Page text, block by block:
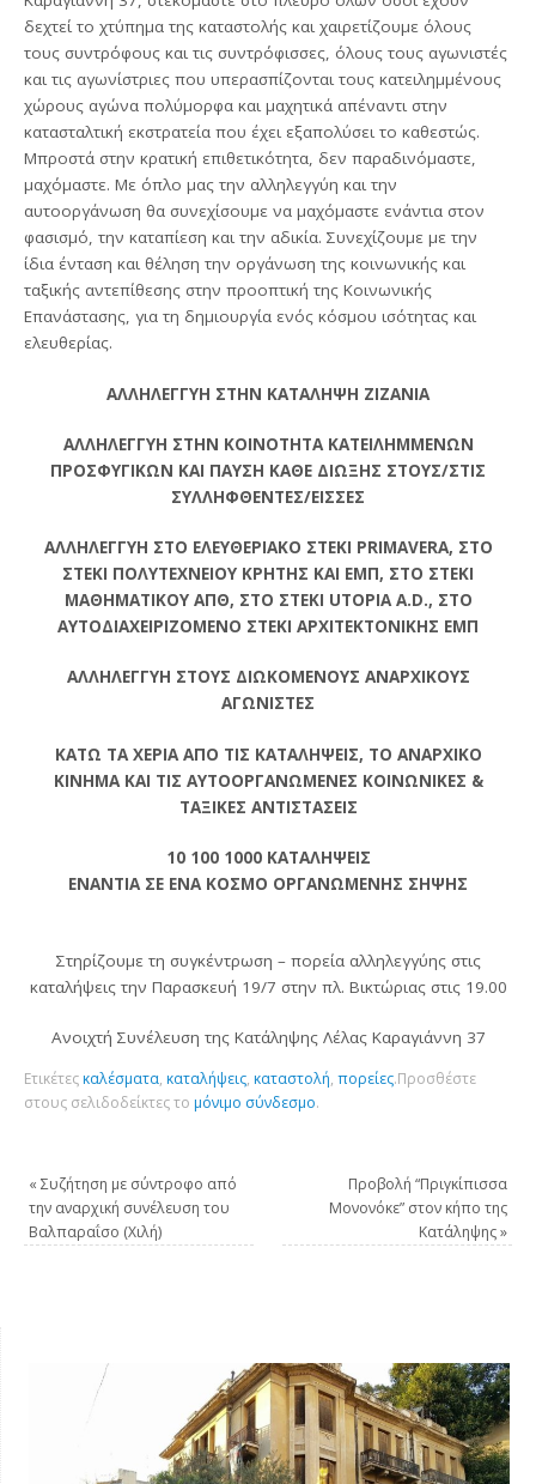
δεχτεί το χτύπημα της καταστολής και χαιρετίζουμε όλους
τους συντρόφους και τις συντρόφισσες, όλους τους αγωνιστές
και τις αγωνίστριες που υπερασπίζονται τους κατειλημμένους
χώρους αγώνα πολύμορφα και μαχητικά απέναντι στην
κατασταλτική εκστρατεία που έχει εξαπολύσει το καθεστώς.
Μπροστά στην κρατική επιθετικότητα, δεν παραδινόμαστε,
μαχόμαστε. Με όπλο μας την αλληλεγγύη και την
αυτοοργάνωση θα συνεχίσουμε να μαχόμαστε ενάντια στον
φασισμό, την καταπίεση και την αδικία. Συνεχίζουμε με την
ίδια ένταση και θέληση την οργάνωση της κοινωνικής και
ταξικής αντεπίθεσης στην προοπτική της Κοινωνικής
Επανάστασης, για τη δημιουργία ενός κόσμου ισότητας και
ελευθερίας.
ΑΛΛΗΛΕΓΓΥΗ ΣΤΗΝ ΚΑΤΑΛΗΨΗ ΖΙΖΑΝΙΑ
ΑΛΛΗΛΕΓΓΥΗ ΣΤΗΝ ΚΟΙΝΟΤΗΤΑ ΚΑΤΕΙΛΗΜΜΕΝΩΝ
ΠΡΟΣΦΥΓΙΚΩΝ ΚΑΙ ΠΑΥΣΗ ΚΑΘΕ ΔΙΩΞΗΣ ΣΤΟΥΣ/ΣΤΙΣ
ΣΥΛΛΗΦΘΕΝΤΕΣ/ΕΙΣΣΕΣ
ΑΛΛΗΛΕΓΓΥΗ ΣΤΟ ΕΛΕΥΘΕΡΙΑΚΟ ΣΤΕΚΙ PRIMAVERA, ΣΤΟ
ΣΤΕΚΙ ΠΟΛΥΤΕΧΝΕΙΟΥ ΚΡΗΤΗΣ ΚΑΙ ΕΜΠ, ΣΤΟ ΣΤΕΚΙ
ΜΑΘΗΜΑΤΙΚΟΥ ΑΠΘ, ΣΤΟ ΣΤΕΚΙ UTOPIA A.D., ΣΤΟ
ΑΥΤΟΔΙΑΧΕΙΡΙΖΟΜΕΝΟ ΣΤΕΚΙ ΑΡΧΙΤΕΚΤΟΝΙΚΗΣ ΕΜΠ
ΑΛΛΗΛΕΓΓΥΗ ΣΤΟΥΣ ΔΙΩΚΟΜΕΝΟΥΣ ΑΝΑΡΧΙΚΟΥΣ
ΑΓΩΝΙΣΤΕΣ
ΚΑΤΩ ΤΑ ΧΕΡΙΑ ΑΠΟ ΤΙΣ ΚΑΤΑΛΗΨΕΙΣ, ΤΟ ΑΝΑΡΧΙΚΟ
ΚΙΝΗΜΑ ΚΑΙ ΤΙΣ ΑΥΤΟΟΡΓΑΝΩΜΕΝΕΣ ΚΟΙΝΩΝΙΚΕΣ &
ΤΑΞΙΚΕΣ ΑΝΤΙΣΤΑΣΕΙΣ
10 100 1000 ΚΑΤΑΛΗΨΕΙΣ
ΕΝΑΝΤΙΑ ΣΕ ΕΝΑ ΚΟΣΜΟ ΟΡΓΑΝΩΜΕΝΗΣ ΣΗΨΗΣ
Στηρίζουμε τη συγκέντρωση – πορεία αλληλεγγύης στις
καταλήψεις την Παρασκευή 19/7 στην πλ. Βικτώριας στις 19.00
Ανοιχτή Συνέλευση της Κατάληψης Λέλας Καραγιάννη 37
Ετικέτες καλέσματα, καταλήψεις, καταστολή,πορείες.Προσθέστε
στους σελιδοδείκτες το μόνιμο σύνδεσμο.
« Συζήτηση με σύντροφο από
την αναρχική συνέλευση του
Βαλπαραΐσο (Χιλή)
Προβολή “Πριγκίπισσα
Μονονόκε” στον κήπο της
Κατάληψης»